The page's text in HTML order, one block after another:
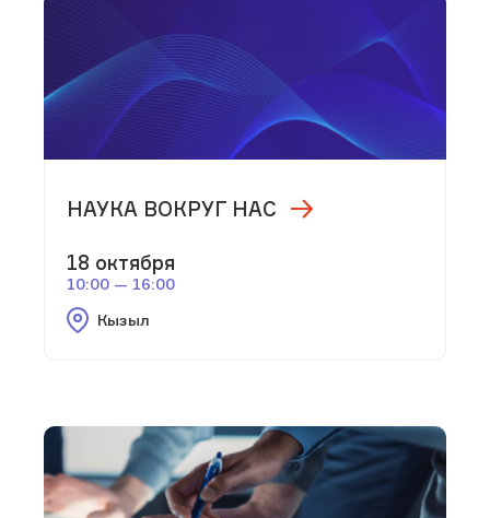
НАУКА ВОКРУГ НАС
18 октября
10:00 — 16:00
Кызыл